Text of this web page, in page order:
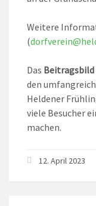
Weitere
(
Das Beitragsbild
den
Heldener
viele Besucher
machen.
12. April 2023